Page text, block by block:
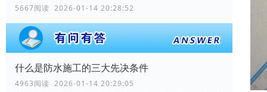
5667阅读 2026-01-14 20:28:52
什么是防水施工的三大先决条件
4963阅读 2026-01-14 20:29:05